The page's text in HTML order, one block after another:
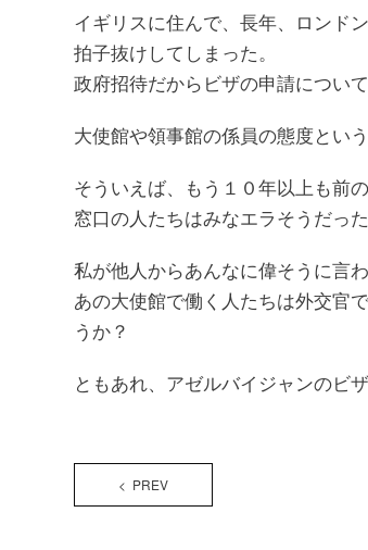
イギリスに住んで、長年、ロンド
拍子抜けしてしまった。
政府招待だからビザの申請につい
大使館や領事館の係員の態度とい
そういえば、もう１０年以上も前
窓口の人たちはみなエラそうだっ
私が他人からあんなに偉そうに言
あの大使館で働く人たちは外交官
うか？
ともあれ、アゼルバイジャンのビ
< PREV